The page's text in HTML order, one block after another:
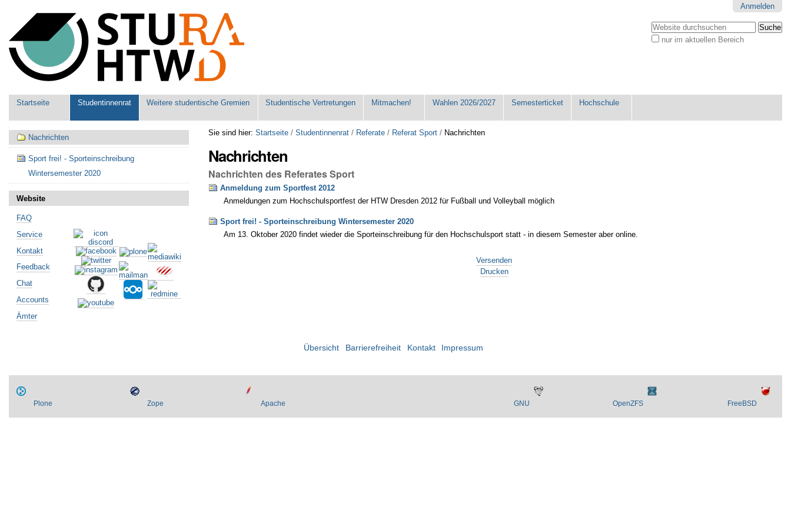
Werkzeuge
Anmelden
Website durchsuchen
nur im aktuellen Bereich
Sektionen
Startseite Studentinnenrat Weitere studentische Gremien Studentische Vertretungen Mitmachen! Wahlen 2026/2027 Semesterticket Hochschule
Sie sind hier: Startseite /Studentinnenrat / Referate / Referat Sport / Nachrichten
Nachrichten
Nachrichten des Referates Sport
Anmeldung zum Sportfest 2012
Anmeldungen zum Hochschulsportfest der HTW Dresden 2012 für Fußball und Volleyball möglich
Sport frei! - Sporteinschreibung Wintersemester 2020
Am 13. Oktober 2020 findet wieder die Sporteinschreibung für den Hochschulsport statt - in diesem Semester aber online.
Versenden
Drucken
Navigation
Nachrichten
Sport frei! - Sporteinschreibung
Wintersemester 2020
Website
FAQ
Service
Kontakt
Feedback
Chat
Accounts
Ämter
Übersicht Barrierefreiheit Kontakt Impressum
Plone Zope Apache GNU OpenZFS FreeBSD